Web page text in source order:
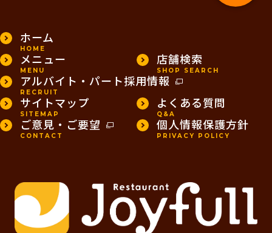
ホーム
HOME
メニュー
MENU
店舗検索
SHOP SEARCH
アルバイト・パート採用情報
RECRUIT
サイトマップ
SITEMAP
よくある質問
Q&A
ご意見・ご要望
CONTACT
個人情報保護方針
PRIVACY POLICY